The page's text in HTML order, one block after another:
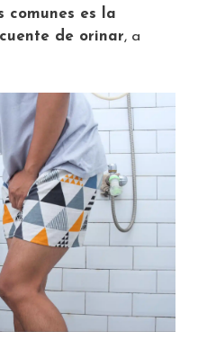
comunes es la
de orinar, a